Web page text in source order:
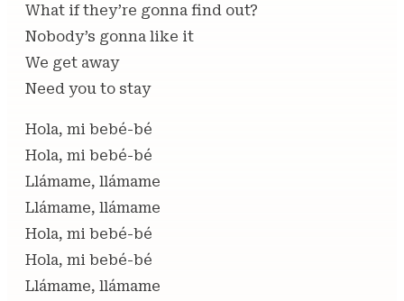
What if they’re gonna find out?
Nobody’s gonna like it
We get away
Need you to stay
Hola, mi bebé-bé
Hola, mi bebé-bé
Llámame, llámame
Llámame, llámame
Hola, mi bebé-bé
Hola, mi bebé-bé
Llámame, llámame